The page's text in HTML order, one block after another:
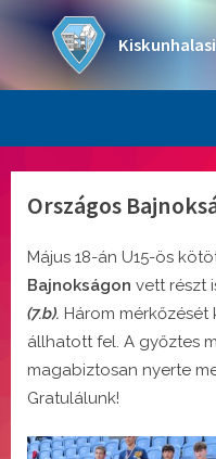
content
Országos
Május 18-án U15-ös
Bajnokságon vett részt
(7.b). Három
állhatott fel. A győztes
magabiztosan nyerte
Gratulálunk!